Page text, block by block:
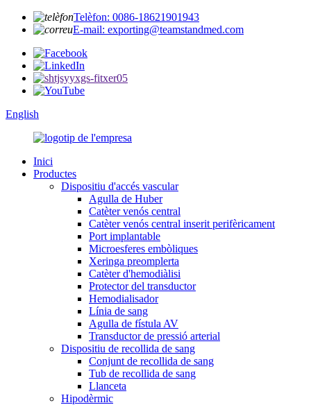
Telèfon: 0086-18621901943
E-mail: exporting@teamstandmed.com
English
Inici
Productes
Dispositiu d'accés vascular
Agulla de Huber
Catèter venós central
Catèter venós central inserit perifèricament
Port implantable
Microesferes embòliques
Xeringa preomplerta
Catèter d'hemodiàlisi
Protector del transductor
Hemodialisador
Línia de sang
Agulla de fístula AV
Transductor de pressió arterial
Dispositiu de recollida de sang
Conjunt de recollida de sang
Tub de recollida de sang
Llanceta
Hipodèrmic